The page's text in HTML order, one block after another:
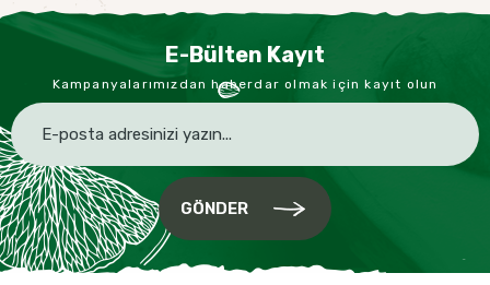
E-Bülten Kayıt
Kampanyalarımızdan haberdar olmak için kayıt olun
GÖNDER